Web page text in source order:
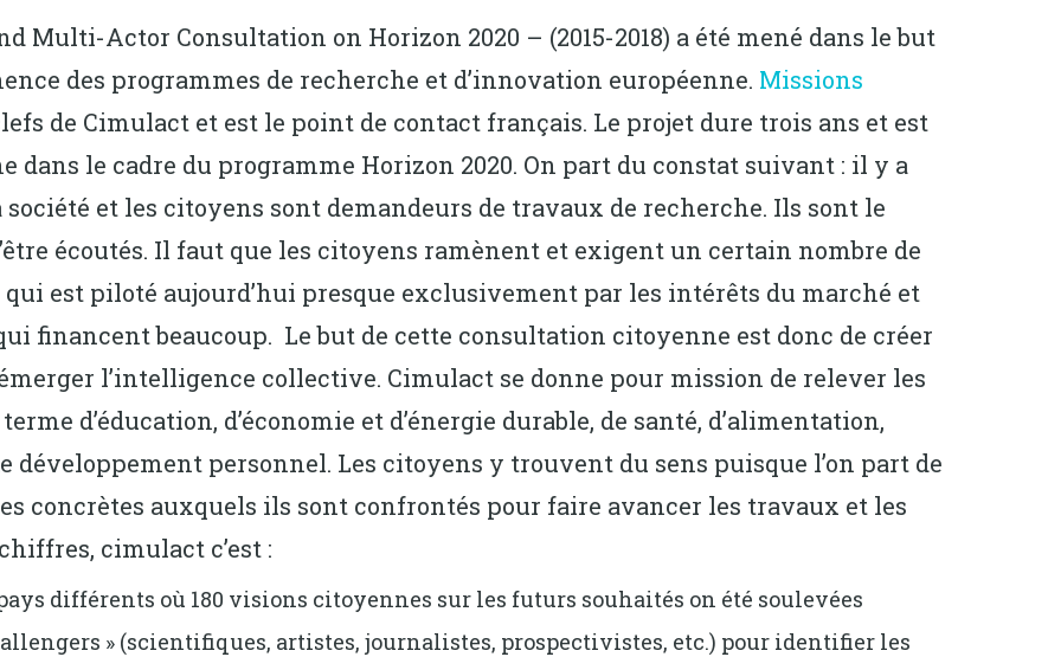
Multi-Actor Consultation on Horizon 2020 – (2015-2018) a été mené dans le but
des programmes de recherche et d’innovation européenne. Missions
de Cimulact et est le point de contact français. Le projet dure trois ans et est
dans le cadre du programme Horizon 2020. On part du constat suivant : il y a
et les citoyens sont demandeurs de travaux de recherche. Ils sont le
écoutés. Il faut que les citoyens ramènent et exigent un certain nombre de
est piloté aujourd’hui presque exclusivement par les intérêts du marché et
financent beaucoup. Le but de cette consultation citoyenne est donc de créer
l’intelligence collective. Cimulact se donne pour mission de relever les
d’éducation, d’économie et d’énergie durable, de santé, d’alimentation,
développement personnel. Les citoyens y trouvent du sens puisque l’on part de
concrètes auxquels ils sont confrontés pour faire avancer les travaux et les
cimulact c’est :
différents où 180 visions citoyennes sur les futurs souhaités on été soulevées
» (scientifiques, artistes, journalistes, prospectivistes, etc.) pour identifier les